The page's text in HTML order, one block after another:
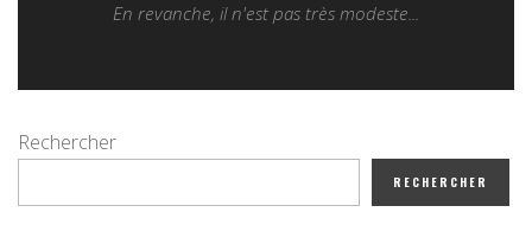
En revanche, il n'est pas très modeste...
Rechercher
RECHERCHER